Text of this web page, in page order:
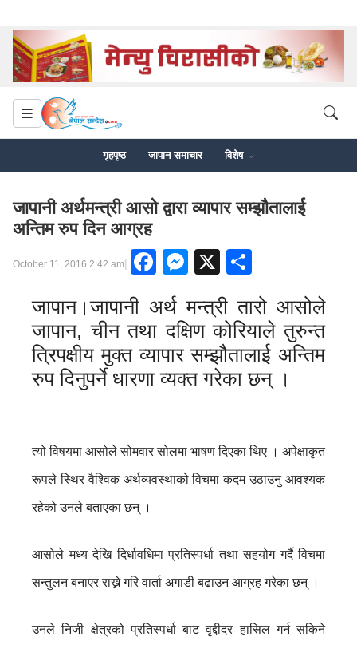
गृहपृष्ठ जापान समाचार विशेष
जापानी अर्थमन्त्री आसो द्वारा व्यापार सम्झौतालाई
अन्तिम रुप दिन आग्रह
October 11, 2016 2:42 am| Facebook
Messenger
X
जापान।जापानी अर्थ मन्त्री तारो आसोले
जापान, चीन तथा दक्षिण कोरियाले तुरुन्त
त्रिपक्षीय मुक्त व्यापार सम्झौतालाई अन्तिम
रुप दिनुपर्ने धारणा व्यक्त गरेका छन् ।
त्यो विषयमा आसोले सोमवार सोलमा भाषण दिएका थिए । अपेक्षाकृत
रूपले स्थिर वैश्विक अर्थव्यवस्थाको विचमा कदम उठाउनु आवश्यक
रहेको उनले बताएका छन् ।
आसोले मध्य देखि दिर्धावधिमा प्रतिस्पर्धा तथा सहयोग गर्दै विचमा
सन्तुलन बनाएर राख्ने गरि वार्ता अगाडी बढाउन आग्रह गरेका छन् ।
उनले निजी क्षेत्रको प्रतिस्पर्धा बाट वृद्दीदर हासिल गर्न सकिने